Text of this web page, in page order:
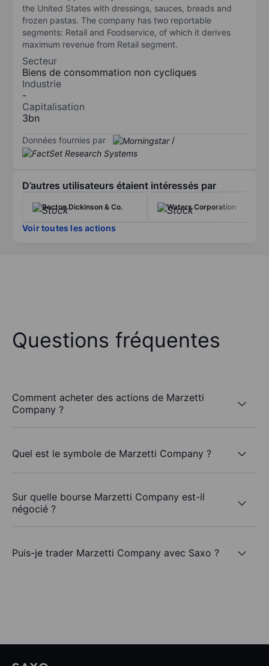
the United States with dressings, sauces, breads and
frozen pastas. The company has two reportable
segments: Retail and Foodservice, of which it derives
maximum revenue from Retail segment.
Secteur
Biens de consommation non cycliques
Industrie
-
Capitalisation
3bn
Données fournies par /
D’autres utilisateurs étaient intéressés par
Becton Dickinson & Co. Waters Corporation
Voir toutes les actions
Questions fréquentes
Comment acheter des actions de Marzetti
Company ?
Quel est le symbole de Marzetti Company ?
Sur quelle bourse Marzetti Company est-il
négocié ?
Puis-je trader Marzetti Company avec Saxo ?